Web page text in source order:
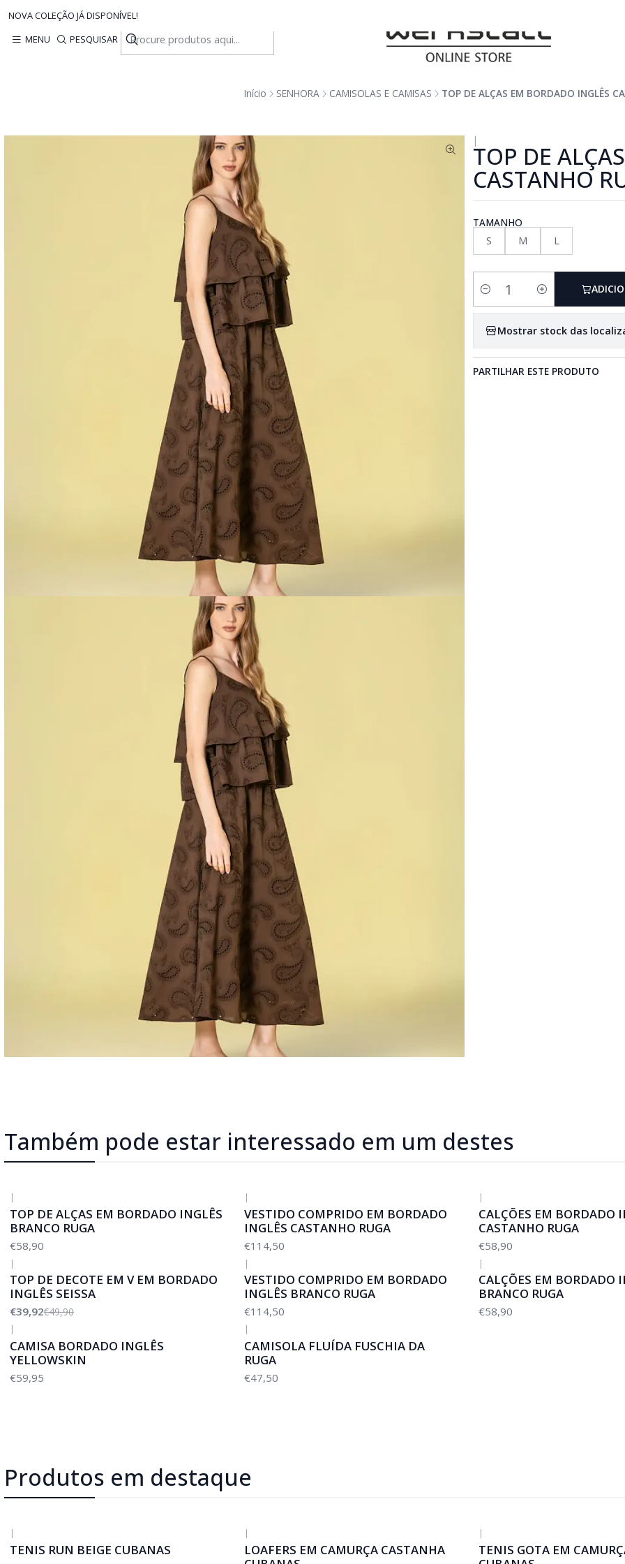
MENU PESQUISAR
NOVA COLEÇÃO JÁ DISPONÍVEL!
Início SENHORA CAMISOLAS E CAMISAS TOP DE ALÇAS EM BORDADO INGLÊS
|
TOP DE
CASTANHO
TAMANHO
S
M L
Quantidade
Mostrar stock das
PARTILHAR ESTE PRODUTO
Também pode estar interessado em um destes
|
TOP DE ALÇAS EM BORDADO INGLÊS
BRANCO RUGA
€58,90
|
VESTIDO COMPRIDO EM BORDADO
INGLÊS CASTANHO RUGA
€114,50
|
CALÇÕES EM BORDADO
CASTANHO RUGA
€58,90
|
TOP DE DECOTE EM V EM BORDADO
INGLÊS SEISSA
€39,92€49,90
|
VESTIDO COMPRIDO EM BORDADO
INGLÊS BRANCO RUGA
€114,50
|
CALÇÕES EM BORDADO
BRANCO RUGA
€58,90
|
CAMISA BORDADO INGLÊS
YELLOWSKIN
€59,95
|
CAMISOLA FLUÍDA FUSCHIA DA
RUGA
€47,50
Produtos em destaque
|
TENIS RUN BEIGE CUBANAS
|
LOAFERS EM CAMURÇA CASTANHA
|
TENIS GOTA EM